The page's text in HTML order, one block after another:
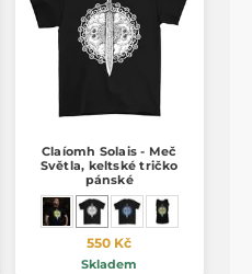
Claíomh Solais - Meč
Světla, keltské tričko
pánské
550 Kč
Skladem